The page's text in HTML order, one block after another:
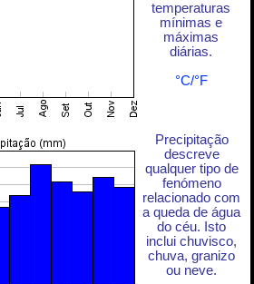
temperaturas
mínimas e
máximas
diárias.
°C/°F
Precipitação
descreve
qualquer tipo de
fenómeno
relacionado com
a queda de água
do céu. Isto
inclui chuvisco,
chuva, granizo
ou neve.